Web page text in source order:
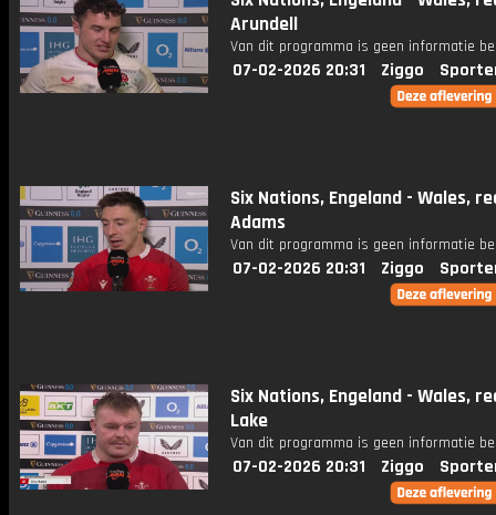
Arundell
Van dit programma is geen informatie
07-02-2026 20:31 Ziggo
Six Nations, Engeland - Wales,
Adams
Van dit programma is geen informatie
07-02-2026 20:31 Ziggo
Six Nations, Engeland - Wales,
Lake
Van dit programma is geen informatie
07-02-2026 20:31 Ziggo